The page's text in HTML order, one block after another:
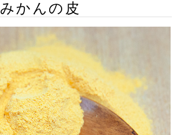
みかんの皮